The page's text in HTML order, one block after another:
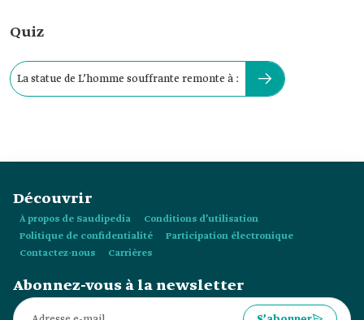
Quiz
La statue de L’homme souffrante remonte à :
Découvrir
À propos de Saudipedia
Conditions d’utilisation
Politique de confidentialité
Participation électronique
Contactez-nous
Carrières
Abonnez-vous à la newsletter